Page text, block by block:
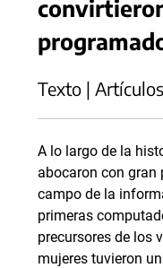
Texto | Artículos
A lo largo de la
abocaron con gran
campo de la
primeras
precursores de los
mujeres tuvieron